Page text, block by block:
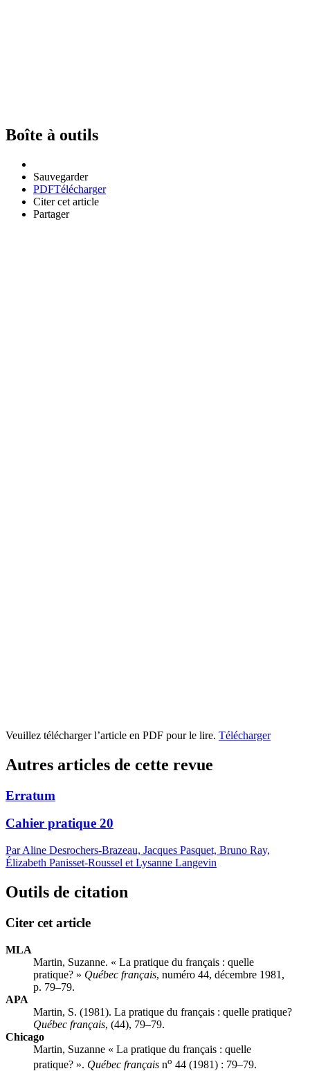
Boîte à outils
Sauvegarder
PDFTélécharger
Citer cet article
Partager
Veuillez télécharger l’article en PDF pour le lire. Télécharger
Autres articles de cette revue
Erratum
Cahier pratique 20
Par Aline Desrochers-Brazeau, Jacques Pasquet, Bruno Ray,
Élizabeth Panisset-Roussel et Lysanne Langevin
Outils de citation
Citer cet article
MLA
Martin, Suzanne. « La pratique du français : quelle
pratique? » Québec français, numéro 44, décembre 1981,
p. 79–79.
APA
Martin, S. (1981). La pratique du français : quelle pratique?
Québec français, (44), 79–79.
Chicago
Martin, Suzanne « La pratique du français : quelle
pratique? ». Québec français no 44 (1981) : 79–79.